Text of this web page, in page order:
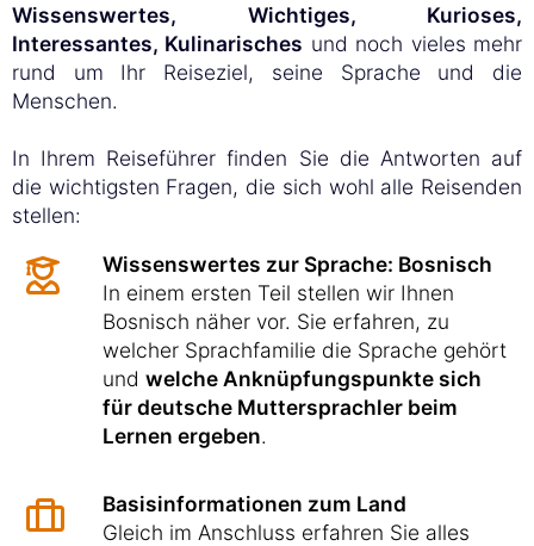
Wissenswertes, Wichtiges, Kurioses,
Interessantes, Kulinarisches und noch vieles mehr
rund um Ihr Reiseziel, seine Sprache und die
Menschen.
In Ihrem Reiseführer finden Sie die Antworten auf
die wichtigsten Fragen, die sich wohl alle Reisenden
stellen:
Wissenswertes zur Sprache: Bosnisch
In einem ersten Teil stellen wir Ihnen
Bosnisch näher vor. Sie erfahren, zu
welcher Sprachfamilie die Sprache gehört
und welche Anknüpfungspunkte sich
für deutsche Muttersprachler beim
Lernen ergeben.
Basisinformationen zum Land
Gleich im Anschluss erfahren Sie alles